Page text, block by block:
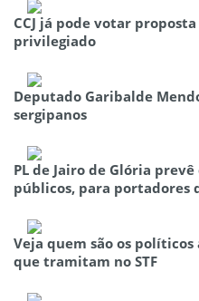
CCJ já pode votar
privilegiado
Deputado Garibalde
sergipanos
PL de Jairo de Glória
públicos, para portadores
Veja quem são os políticos
que tramitam no STF